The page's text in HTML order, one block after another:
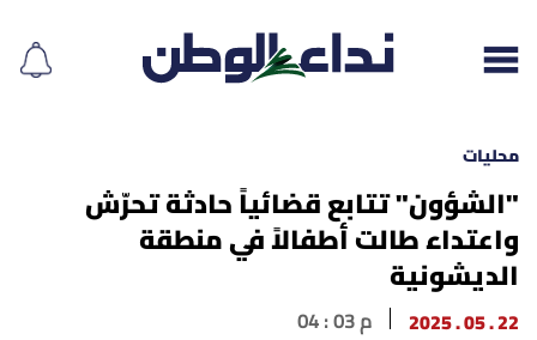
إقرأ الجريدة
لبنان
محليات
"الشؤون" تتابع قضائياً حادثة تحرّش
واعتداء طالت أطفالاً في منطقة
الديشونية
22 . 05 . 2025 04 : 03 م